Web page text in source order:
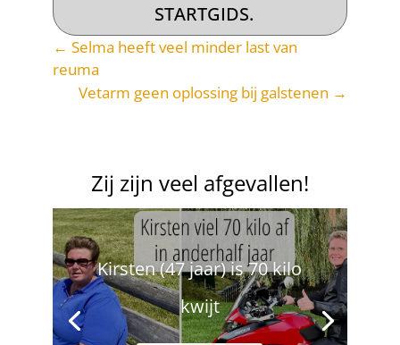
STARTGIDS.
←Selma heeft veel minder last van
reuma
Vetarm geen oplossing bij galstenen →
Zij zijn veel afgevallen!
Kirsten (47 jaar) is 70 kilo
kwijt